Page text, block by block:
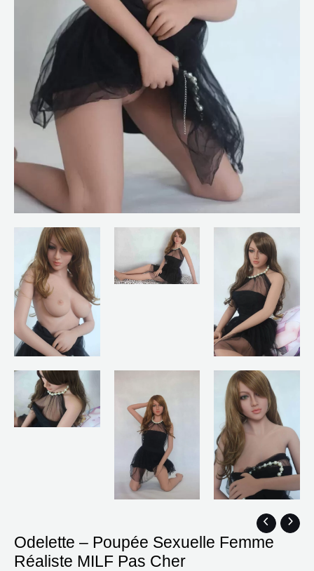
Odelette – Poupée Sexuelle Femme
Réaliste MILF Pas Cher
de
prix :
de
Odelette